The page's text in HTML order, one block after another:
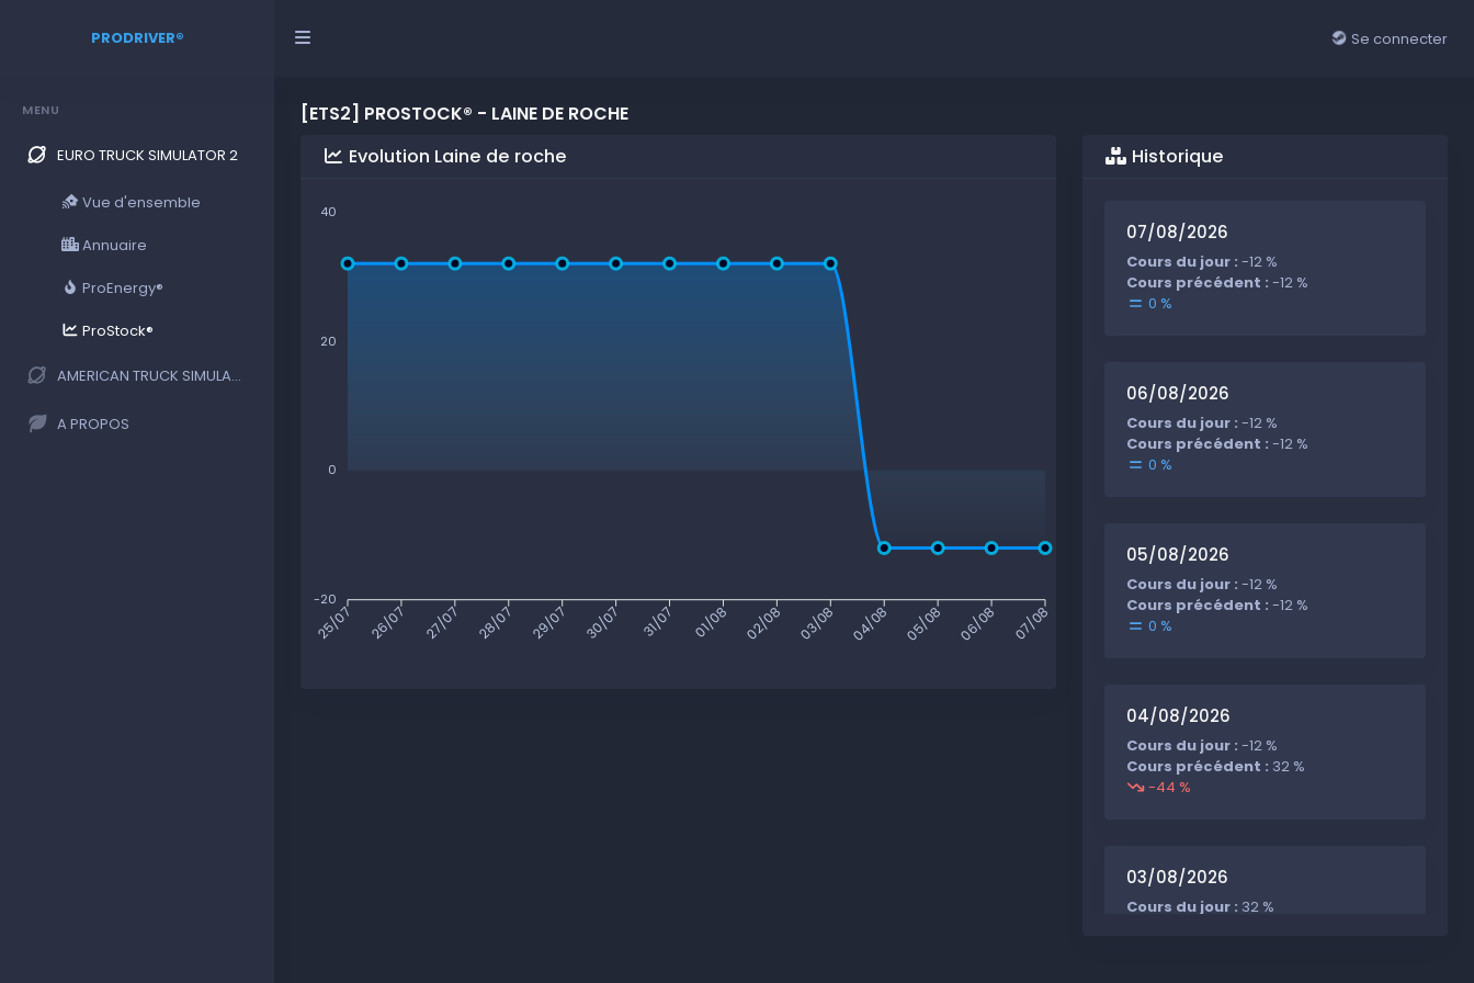
PRODRIVER® Se connecter
MENU
EURO TRUCK SIMULATOR 2
Vue d'ensemble
Annuaire
ProEnergy®
ProStock®
AMERICAN TRUCK SIMULATOR
A PROPOS
[ETS2] PROSTOCK® - LAINE DE ROCHE
Evolution Laine de roche
40
20
0
-20
25/07 26/07 27/07 28/07 29/07 30/07 31/07 01/08 02/08 03/08 04/08 05/08 06/08 07/08
Historique
07/08/2026
Cours du jour :-12 %
Cours précédent :-12 %
0 %
06/08/2026
Cours du jour :-12 %
Cours précédent :-12 %
0 %
05/08/2026
Cours du jour :-12 %
Cours précédent :-12 %
0 %
04/08/2026
Cours du jour :-12 %
Cours précédent : 32 %
-44 %
03/08/2026
Cours du jour : 32 %